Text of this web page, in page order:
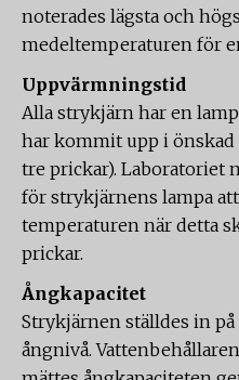
noterades lägsta och
medeltemperaturen för
Uppvärmningstid
Alla strykjärn har en
har kommit upp i
tre prickar). Laboratoriet
för strykjärnens lampa
temperaturen när detta
prickar.
Ångkapacitet
Strykjärnen ställdes in
ångnivå.